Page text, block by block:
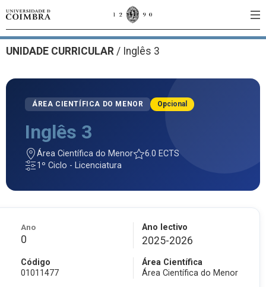
UNIDADE CURRICULAR / Inglês 3
ÁREA CIENTÍFICA DO MENOR Opcional
Inglês 3
Área Científica do Menor
6.0 ECTS
1º Ciclo - Licenciatura
Ano
0
Ano lectivo
2025-2026
Código
01011477
Área Científica
Área Científica do Menor